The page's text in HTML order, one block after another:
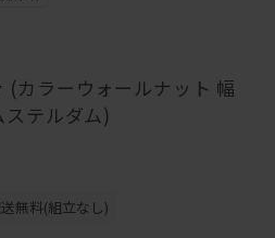
(カラーウォールナット 幅
テルダム)
無料(組立なし)